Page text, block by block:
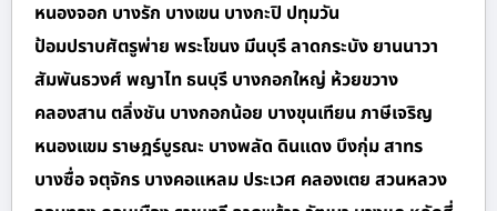
หนองจอก บางรัก บางเขน บางกะปิ ปทุมวัน
ป้อมปราบศัตรูพ่าย พระโขนง มีนบุรี ลาดกระบัง ยานนาวา
สัมพันธวงศ์ พญาไท ธนบุรี บางกอกใหญ่ ห้วยขวาง
คลองสาน ตลิ่งชัน บางกอกน้อย บางขุนเทียน ภาษีเจริญ
หนองแขม ราษฎร์บูรณะ บางพลัด ดินแดง บึงกุ่ม สาทร
บางซื่อ จตุจักร บางคอแหลม ประเวศ คลองเตย สวนหลวง